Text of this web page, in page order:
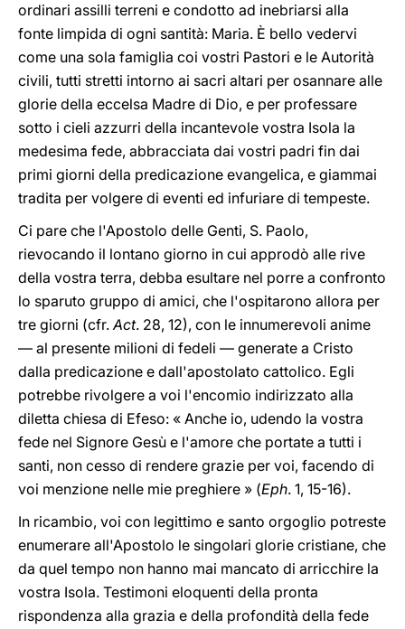
ordinari assilli terreni e condotto ad inebriarsi alla
fonte limpida di ogni santità: Maria. È bello vedervi
come una sola famiglia coi vostri Pastori e le Autorità
civili, tutti stretti intorno ai sacri altari per osannare alle
glorie della eccelsa Madre di Dio, e per professare
sotto i cieli azzurri della incantevole vostra Isola la
medesima fede, abbracciata dai vostri padri fin dai
primi giorni della predicazione evangelica, e giammai
tradita per volgere di eventi ed infuriare di tempeste.
Ci pare che l'Apostolo delle Genti, S. Paolo,
rievocando il lontano giorno in cui approdò alle rive
della vostra terra, debba esultare nel porre a confronto
lo sparuto gruppo di amici, che l'ospitarono allora per
tre giorni (cfr.Act. 28, 12), con le innumerevoli anime
— al presente milioni di fedeli — generate a Cristo
dalla predicazione e dall'apostolato cattolico. Egli
potrebbe rivolgere a voi l'encomio indirizzato alla
diletta chiesa di Efeso: « Anche io, udendo la vostra
fede nel Signore Gesù e l'amore che portate a tutti i
santi, non cesso di rendere grazie per voi, facendo di
voi menzione nelle mie preghiere » (Eph. 1, 15-16).
In ricambio, voi con legittimo e santo orgoglio potreste
enumerare all'Apostolo le singolari glorie cristiane, che
da quel tempo non hanno mai mancato di arricchire la
vostra Isola. Testimoni eloquenti della pronta
rispondenza alla grazia e della profondità della fede